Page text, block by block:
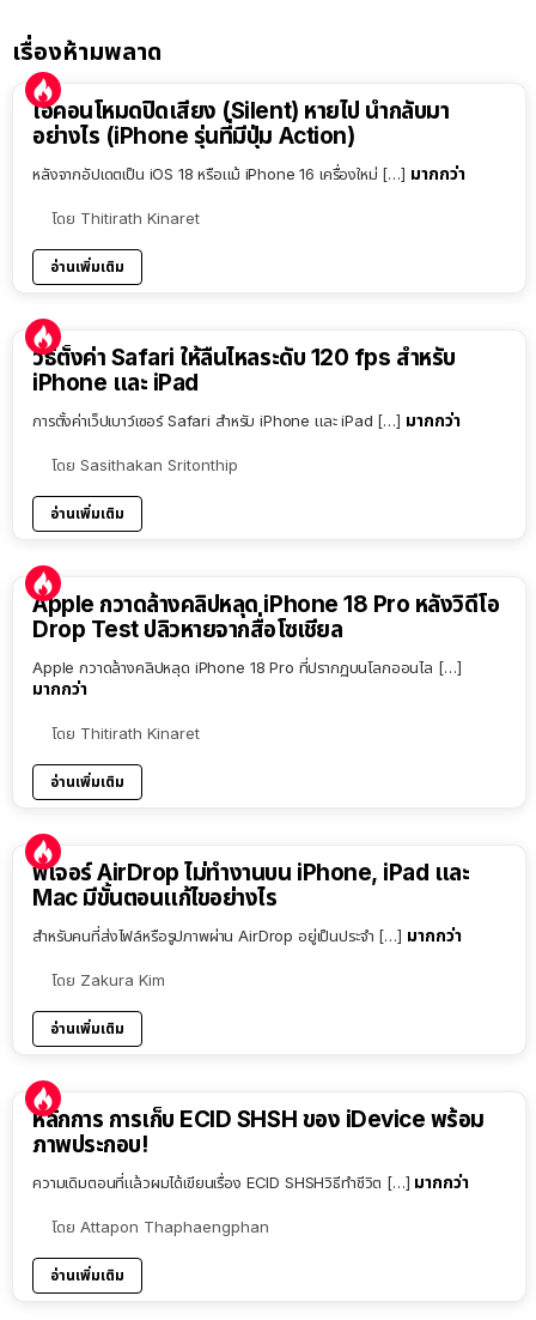
เรื่องห้ามพลาด
ไอคอนโหมดปิดเสียง (Silent) หายไป นำกลับมา
อย่างไร (iPhone รุ่นที่มีปุ่ม Action)
หลังจากอัปเดตเป็น iOS 18 หรือแม้ iPhone 16 เครื่องใหม่ […] มากกว่า
โดย Thitirath Kinaret
อ่านเพิ่มเติม
วิธีตั้งค่า Safari ให้ลื่นไหลระดับ 120 fps สำหรับ
iPhone และ iPad
การตั้งค่าเว็ปเบาว์เซอร์ Safari สำหรับ iPhone และ iPad […] มากกว่า
โดย Sasithakan Sritonthip
อ่านเพิ่มเติม
Apple กวาดล้างคลิปหลุด iPhone 18 Pro หลังวิดีโอ
Drop Test ปลิวหายจากสื่อโซเชียล
Apple กวาดล้างคลิปหลุด iPhone 18 Pro ที่ปรากฏบนโลกออนไล […]
มากกว่า
โดย Thitirath Kinaret
อ่านเพิ่มเติม
ฟีเจอร์ AirDrop ไม่ทำงานบน iPhone, iPad และ
Mac มีขั้นตอนแก้ไขอย่างไร
สำหรับคนที่ส่งไฟล์หรือรูปภาพผ่าน AirDrop อยู่เป็นประจำ […] มากกว่า
โดย Zakura Kim
อ่านเพิ่มเติม
หลักการ การเก็บ ECID SHSH ของ iDevice พร้อม
ภาพประกอบ!
ความเดิมตอนที่แล้วผมได้เขียนเรื่อง ECID SHSHวิธีทำชีวิต […] มากกว่า
โดย Attapon Thaphaengphan
อ่านเพิ่มเติม